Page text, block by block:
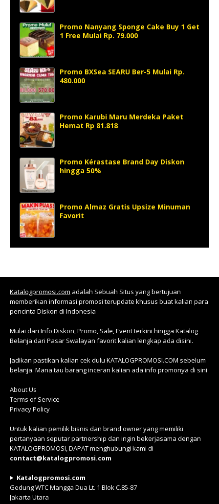
Promo Nanyang Sponge Cake Buy 1 Get
1 Free Mulai Rp. 79.000
Promo BXSea SEARU Ber-5 Mulai Rp.
480.000
Promo Karubi Maru Merdeka Paket
Hemat Rp 81.818
Promo Kérastase Brand Day Diskon
hingga 50%
Promo Almaz Gratis Upsize Minuman
Favorit
Katalogpromosi.com adalah Sebuah Situs yang bertujuan
memberikan informasi promosi terupdate khusus buat kalian para
pencinta Diskon di Indonesia
Mulai dari Info Diskon, Promo, Sale, Event terkini hingga Katalog
Belanja dari Pasar Swalayan favorit kalian lengkap ada disini.
Jadikan pastikan kalian cek dulu KATALOGPROMOSI.COM sebelum
belanja. Mana tau barang inceran kalian ada info promonya di sini
About Us
Terms of Service
Privacy Policy
Untuk kalian pemilik bisnis dan brand owner yang memiliki
pertanyaan seputar partnership dan ingin bekerjasama dengan
KATALOGPROMOSI, DAPAT menghubungi kami di
contact@katalogpromosi.com
Katalogpromosi.com
Gedung WTC Mangga Dua Lt. 1 Blok C.85-87
Jakarta Utara